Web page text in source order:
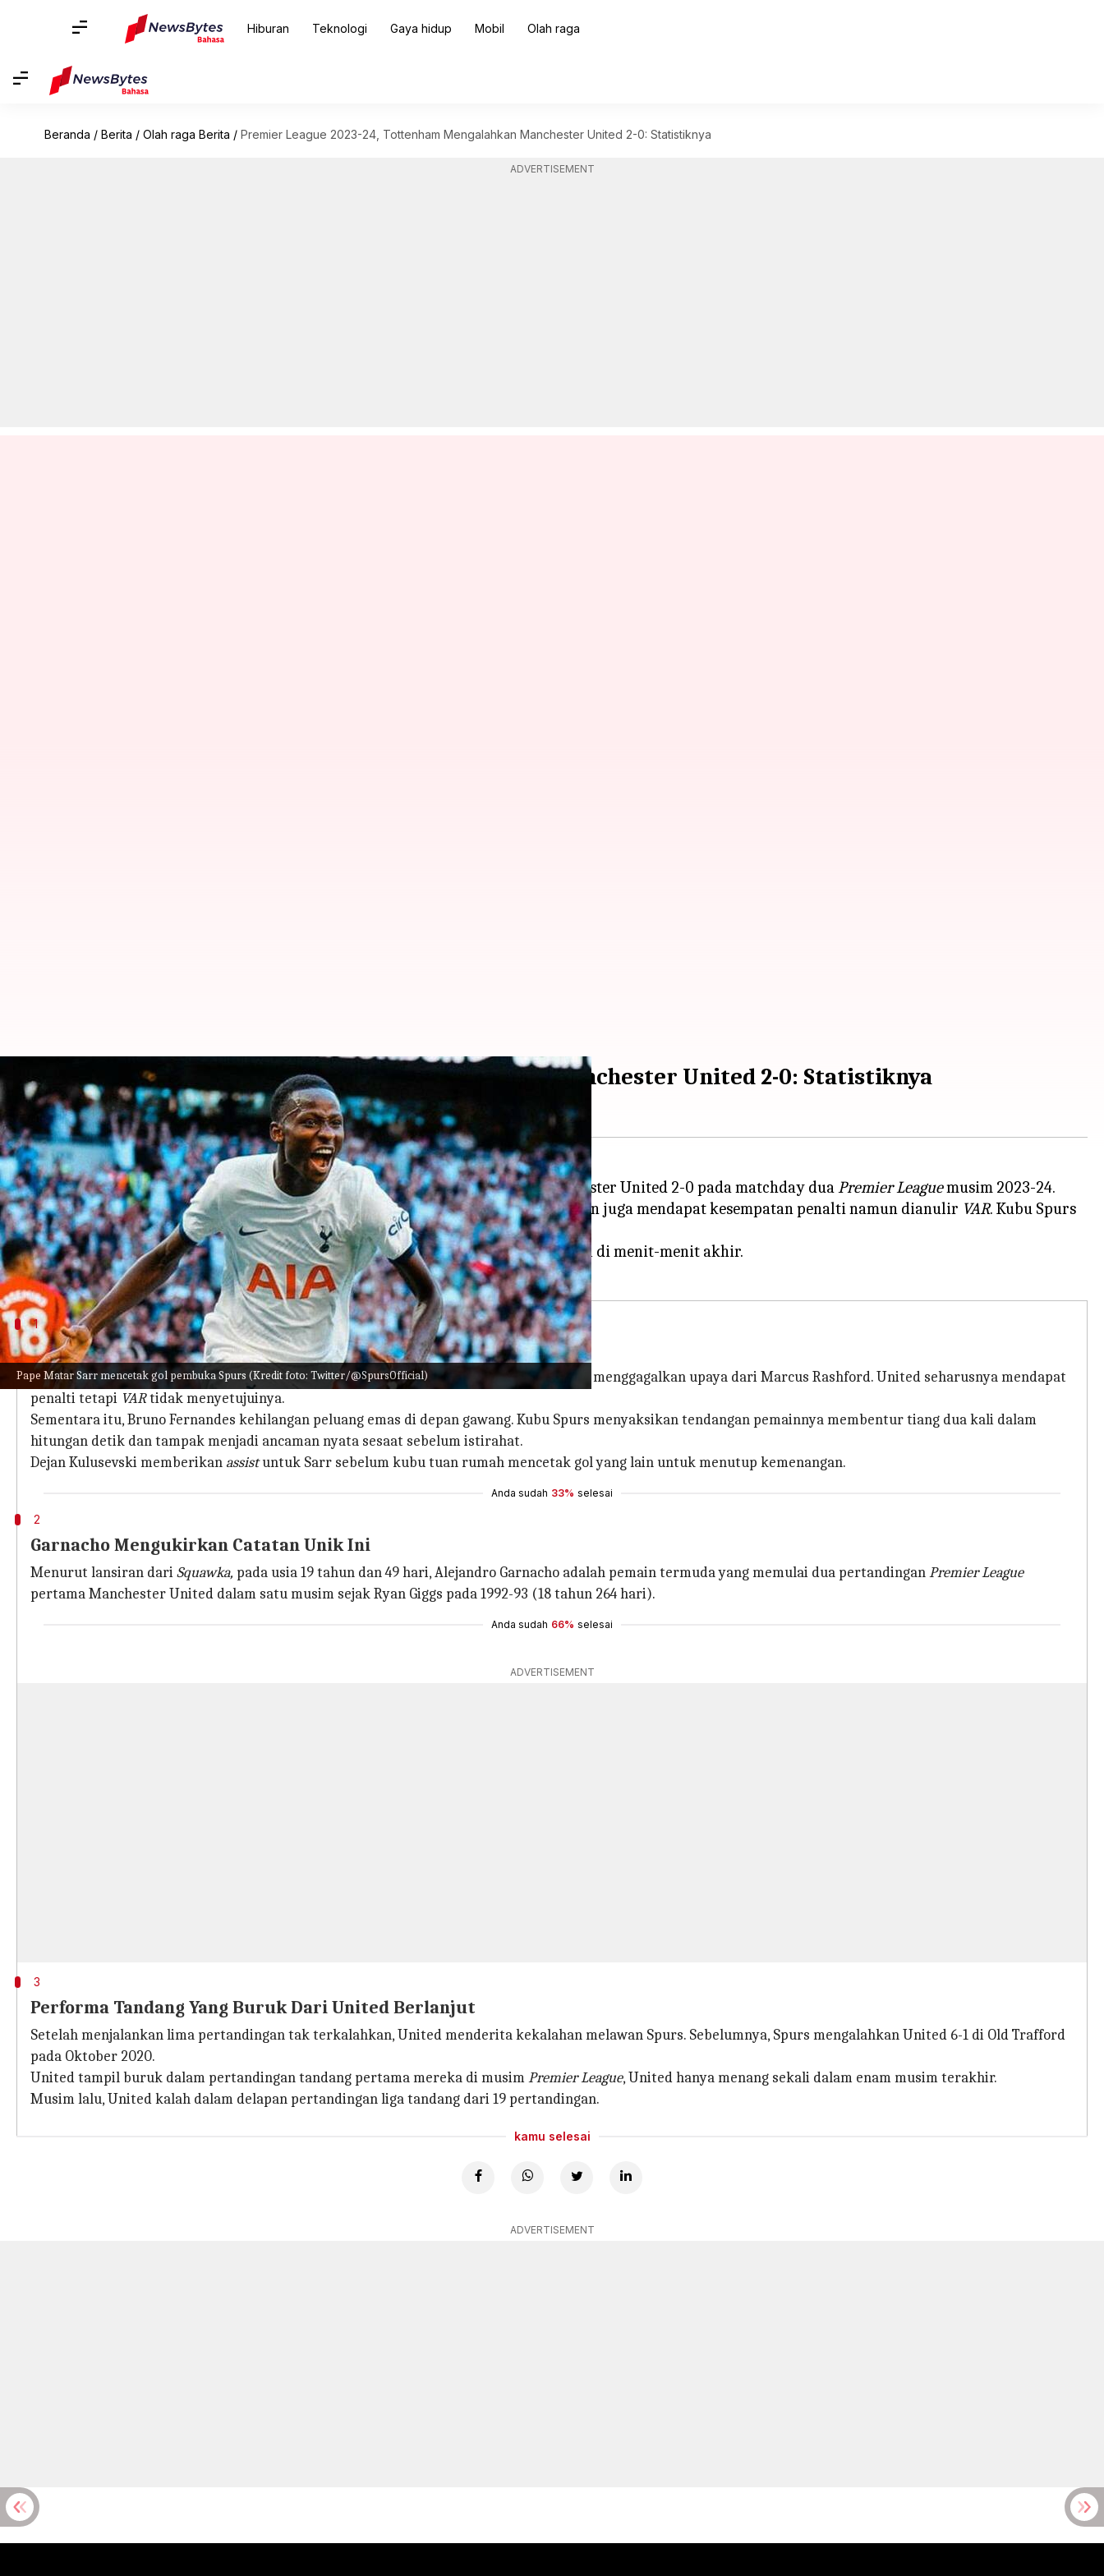
Hiburan Teknologi Gaya hidup Mobil Olah raga
Beranda / Berita / Olah raga Berita / Premier League 2023-24, Tottenham Mengalahkan Manchester United 2-0: Statistiknya
ADVERTISEMENT
Pape Matar Sarr mencetak gol pembuka Spurs (Kredit foto: Twitter/@SpursOfficial)
Premier League 2023-24, Tottenham Mengalahkan Manchester United 2-0: Statistiknya
menulis Handoko Aug 21, 2023 11:38 am
Apa ceritanya
Dalam pertandingan yang sangat sengit, Tottenham Hotspur mengalahkan Manchester United 2-0 pada matchday duaPremier Leaguemusim 2023-24.
United memiliki beberapa peluang di babak pertama namun berakhir tanpa gol dan juga mendapat kesempatan penalti namun dianulir VAR. Kubu Spurs
juga menyaksikan tendangannya membentur tiang dua kali.
Di babak kedua, Pape Matar Sarr mencetak gol sebelum tuan rumah menambah gol di menit-menit akhir.
1
Bagaimana Jalannya Pertandingan Tersebut?
United memiliki peluang terbaik di babak pertama namun sang kiper Guglielmo Vicario menggagalkan upaya dari Marcus Rashford. United seharusnya mendapat
penalti tetapi VARtidak menyetujuinya.
Sementara itu, Bruno Fernandes kehilangan peluang emas di depan gawang. Kubu Spurs menyaksikan tendangan pemainnya membentur tiang dua kali dalam
hitungan detik dan tampak menjadi ancaman nyata sesaat sebelum istirahat.
Dejan Kulusevski memberikan assistuntuk Sarr sebelum kubu tuan rumah mencetak gol yang lain untuk menutup kemenangan.
Anda sudah 33% selesai
2
Garnacho Mengukirkan Catatan Unik Ini
Menurut lansiran dariSquawka, pada usia 19 tahun dan 49 hari, Alejandro Garnacho adalah pemain termuda yang memulai dua pertandinganPremier League
pertama Manchester United dalam satu musim sejak Ryan Giggs pada 1992-93 (18 tahun 264 hari).
Anda sudah 66% selesai
ADVERTISEMENT
3
Performa Tandang Yang Buruk Dari United Berlanjut
Setelah menjalankan lima pertandingan tak terkalahkan, United menderita kekalahan melawan Spurs. Sebelumnya, Spurs mengalahkan United 6-1 di Old Trafford
pada Oktober 2020.
United tampil buruk dalam pertandingan tandang pertama mereka di musimPremier League, United hanya menang sekali dalam enam musim terakhir.
Musim lalu, United kalah dalam delapan pertandingan liga tandang dari 19 pertandingan.
kamu selesai
ADVERTISEMENT